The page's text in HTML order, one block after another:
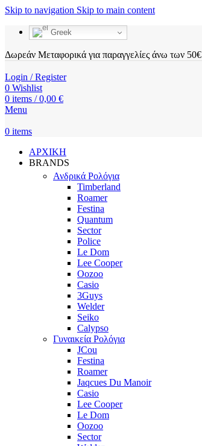
Skip to navigation Skip to main content
Greek
Δωρεάν Μεταφορικά για παραγγελίες άνω των 50€
Login / Register
0 Wishlist
0 items / 0,00 €
Menu
0 items
ΑΡΧΙΚΗ
BRANDS
Ανδρικά Ρολόγια
Timberland
Roamer
Festina
Quantum
Sector
Police
Le Dom
Lee Cooper
Oozoo
Casio
3Guys
Welder
Seiko
Calypso
Γυναικεία Ρολόγια
JCou
Festina
Roamer
Jaqcues Du Manoir
Casio
Lee Cooper
Le Dom
Oozoo
Sector